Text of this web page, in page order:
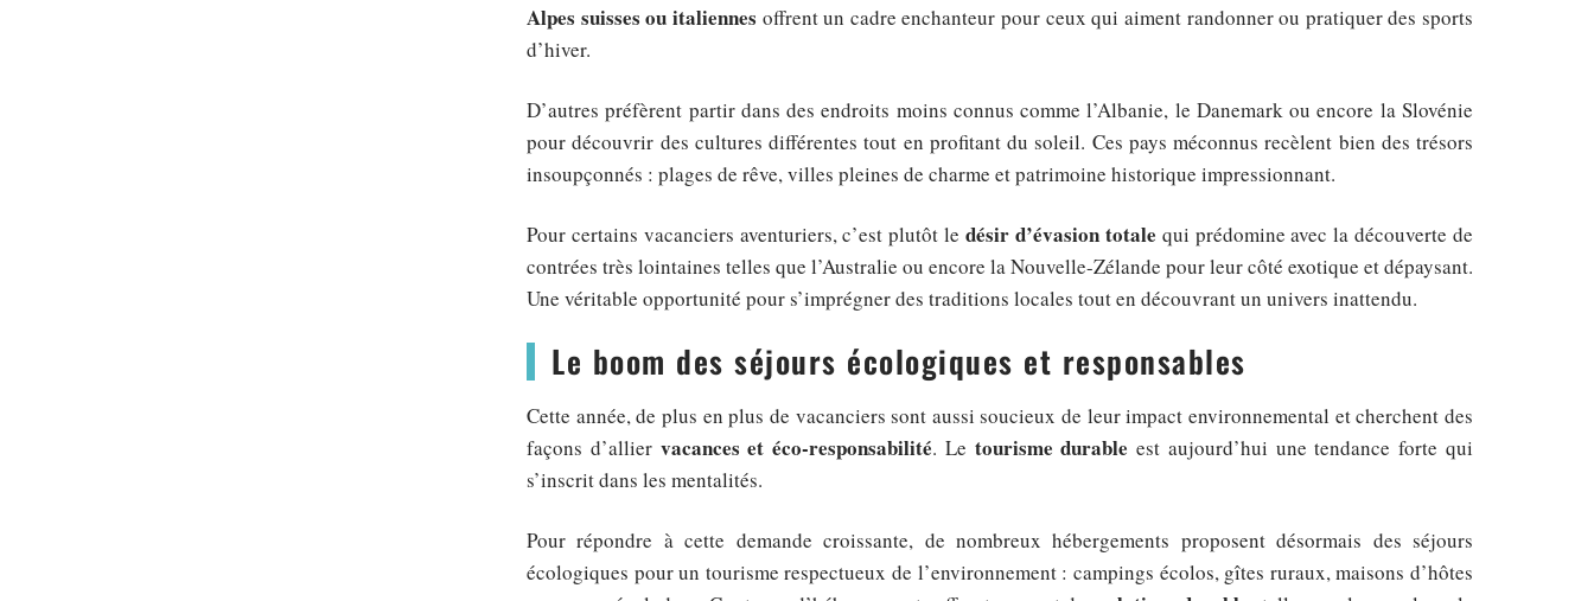
Alpes suisses ou italiennes offrent un cadre enchanteur pour ceux qui aiment randonner ou pratiquer des sports
d’hiver.
D’autres préfèrent partir dans des endroits moins connus comme l’Albanie, le Danemark ou encore la Slovénie
pour découvrir des cultures différentes tout en profitant du soleil. Ces pays méconnus recèlent bien des trésors
insoupçonnés : plages de rêve, villes pleines de charme et patrimoine historique impressionnant.
Pour certains vacanciers aventuriers, c’est plutôt ledésir d’évasion totale qui prédomine avec la découverte de
contrées très lointaines telles que l’Australie ou encore la Nouvelle-Zélande pour leur côté exotique et dépaysant.
Une véritable opportunité pour s’imprégner des traditions locales tout en découvrant un univers inattendu.
Le boom des séjours écologiques et responsables
Cette année, de plus en plus de vacanciers sont aussi soucieux de leur impact environnemental et cherchent des
façons d’allier vacances et éco-responsabilité. Le tourisme durable est aujourd’hui une tendance forte qui
s’inscrit dans les mentalités.
Pour répondre à cette demande croissante, de nombreux hébergements proposent désormais des séjours
écologiques pour un tourisme respectueux de l’environnement : campings écolos, gîtes ruraux, maisons d’hôtes